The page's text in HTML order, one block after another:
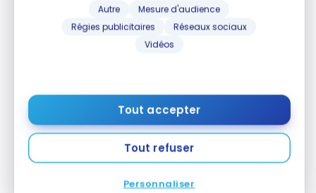
Autre
Mesure d'audience
Régies publicitaires
Réseaux sociaux
Vidéos
Tout accepter
Tout refuser
Personnaliser
Inclinaison :Inclinaison fixe (dossiers non
Implications pour les voyageurs et
membres WestJet Rewards
Cette reconfiguration offre plusieurs avantages